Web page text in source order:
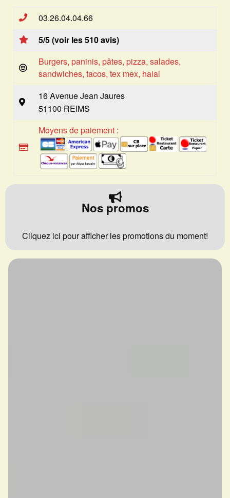
03.26.04.04.66
5/5 (voir les 510 avis)
Burgers, paninis, pâtes, pizza, salades,
sandwiches, tacos, tex mex, halal
16 Avenue Jean Jaures
51100 REIMS
Moyens de paiement :
Nos promos
Cliquez ici pour afficher les promotions du moment!